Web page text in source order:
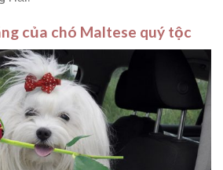
của chó Maltese quý tộc